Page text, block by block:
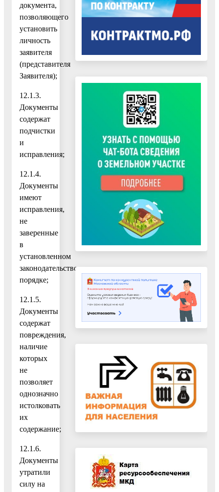
документа,
позволяющего
установить
личность
заявителя
(представителя
Заявителя);
12.1.3.
Документы
содержат
подчистки
и
исправления;
12.1.4.
Документы
имеют
исправления,
не
заверенные
в
установленном
законодательством
порядке;
12.1.5.
Документы
содержат
повреждения,
наличие
которых
не
позволяет
однозначно
истолковать
их
содержание;
12.1.6.
Документы
утратили
силу на